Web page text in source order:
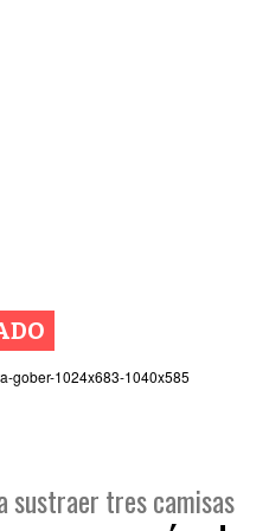
sustraer tres camisas